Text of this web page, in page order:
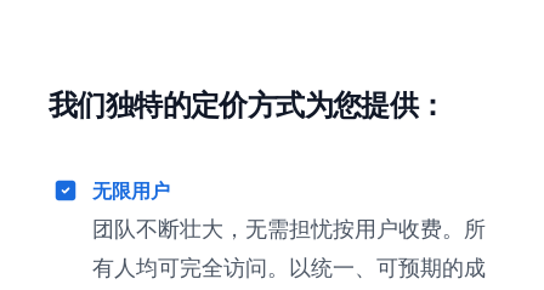
我们独特的定价方式为您提供：
无限用户
团队不断壮大，无需担忧按用户收费。所
有人均可完全访问。以统一、可预期的成